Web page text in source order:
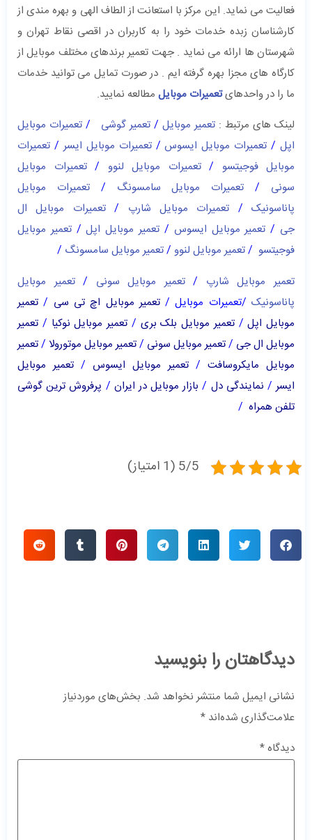
فعالیت می نماید. این مرکز با استعانت از الطاف الهی و بهره مندی از
کارشناسان زبده خدمات خود را به کاربران در اقصی نقاط تهران و
شهرستان ها ارائه می نماید . جهت تعمیر برندهای مختلف موبایل از
کارگاه های مجزا بهره گرفته ایم . در صورت تمایل می توانید خدمات
ما را در واحدهایتعمیرات موبایل مطالعه نمایید.
لینک های مرتبط : تعمیر موبایل / تعمیر گوشی / تعمیرات موبایل
اپل/ تعمیرات موبایل ایسوس /تعمیرات موبایل ایسر/ تعمیرات
موبایل فوجیتسو /تعمیرات موبایل لنوو /تعمیرات موبایل
سونی / تعمیرات موبایل سامسونگ /تعمیرات موبایل
پاناسونیک / تعمیرات موبایل شارپ /تعمیرات موبایل ال
جی / تعمیر موبایل ایسوس / تعمیر موبایل اپل/تعمیر موبایل
فوجیتسو /تعمیر موبایل لنوو /تعمیر موبایل سامسونگ /
تعمیر موبایل شارپ /تعمیر موبایل سونی /تعمیر موبایل
پاناسونیک/تعمیرات موبایل/تعمیر موبایل اچ تی سی / تعمیر
موبایل اپل/تعمیر موبایل بلک بری / تعمیر موبایل نوکیا / تعمیر
موبایل ال جی /تعمیر موبایل سونی /تعمیر موبایل موتورولا /تعمیر
موبایل مایکروسافت / تعمیر موبایل ایسوس / تعمیر موبایل
ایسر/ نمایندگی دل / بازار موبایل در ایران / پرفروش ترین گوشی
تلفن همراه /
5/5 (1 امتیاز)
دیدگاهتان را بنویسید
نشانی ایمیل شما منتشر نخواهد شد. بخش‌های موردنیاز
علامت‌گذاری شده‌اند *
دیدگاه*